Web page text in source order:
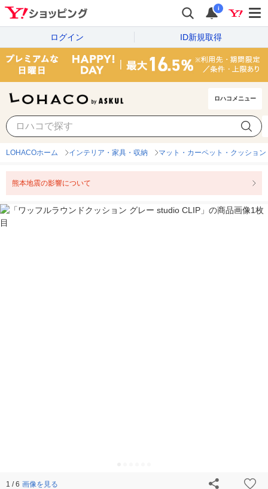
i
ログイン ID新規取得
ロハコメニュー
LOHACOホーム インテリア・家具・収納 マット・カーペット・クッション
熊本地震の影響について
1 / 6 画像を見る